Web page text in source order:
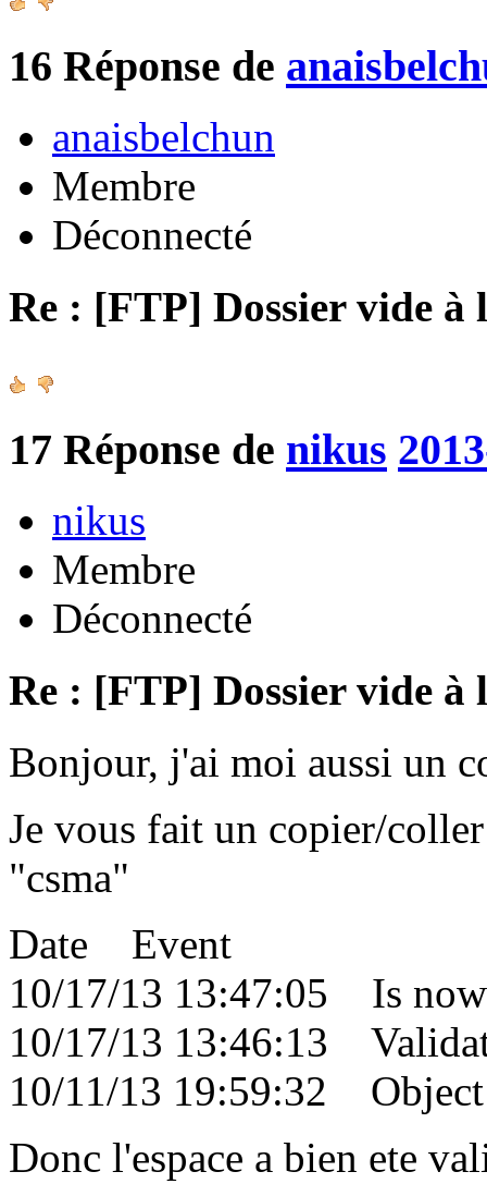
16 Réponse de
anaisbelchun
Membre
Déconnecté
Re : [FTP] Dossier vide à
17 Réponse de nikus
nikus
Membre
Déconnecté
Re : [FTP] Dossier vide à
Bonjour, j'ai moi aussi un
Je vous fait un copier/
"csma"
Date Event
10/17/13 13:47:05 Is
10/17/13 13:46:13
10/11/13 19:59:32
Donc l'espace a bien ete